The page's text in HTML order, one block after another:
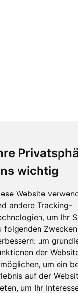
wichtig
Website
andere Tracking-
um Ihr
folgenden
um
der
, um ein
auf der
, um Ihr
Für Makler:innen
Über Uns
Vorteile
Kontakt
Software Partner